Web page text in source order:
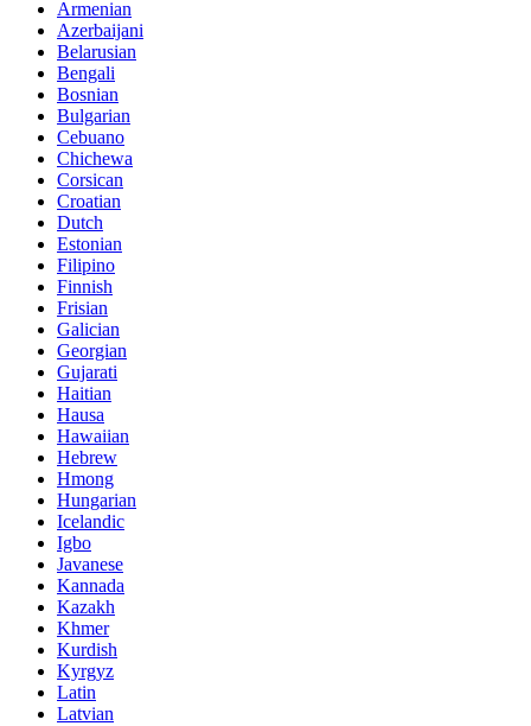
Armenian
Azerbaijani
Belarusian
Bengali
Bosnian
Bulgarian
Cebuano
Chichewa
Corsican
Croatian
Dutch
Estonian
Filipino
Finnish
Frisian
Galician
Georgian
Gujarati
Haitian
Hausa
Hawaiian
Hebrew
Hmong
Hungarian
Icelandic
Igbo
Javanese
Kannada
Kazakh
Khmer
Kurdish
Kyrgyz
Latin
Latvian